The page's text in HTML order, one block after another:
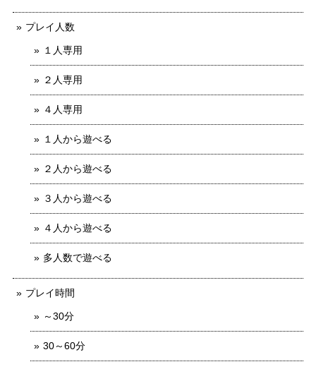
プレイ人数
１人専用
２人専用
４人専用
１人から遊べる
２人から遊べる
３人から遊べる
４人から遊べる
多人数で遊べる
プレイ時間
～30分
30～60分